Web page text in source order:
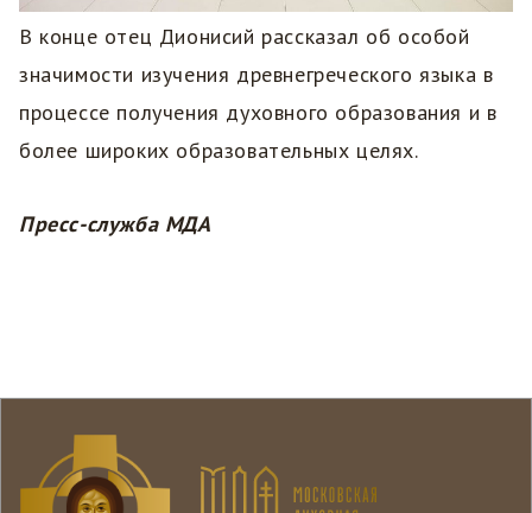
В конце отец Дионисий рассказал об особой
значимости изучения древнегреческого языка в
процессе получения духовного образования и в
более широких образовательных целях.
Пресс-служба МДА